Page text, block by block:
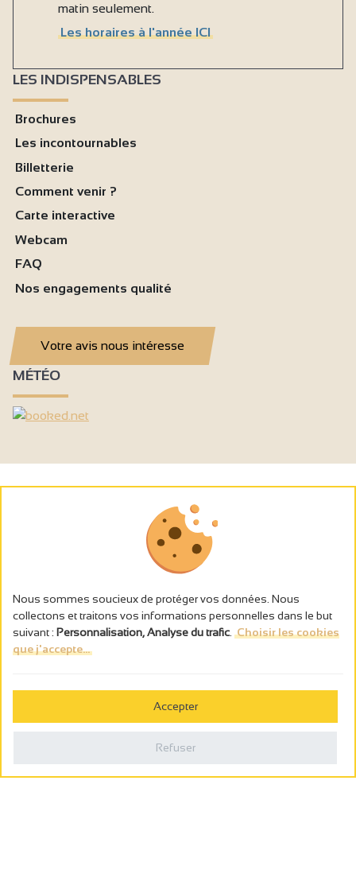
matin seulement.
Les horaires à l'année ICI
LES INDISPENSABLES
Brochures
Les incontournables
Billetterie
Comment venir ?
Carte interactive
Webcam
FAQ
Nos engagements qualité
Votre avis nous intéresse
MÉTÉO
L’abus d’alcool est dangereux pour la santé, à consommer avec
Politique de confidentialité
Nous sommes soucieux de protéger vos données. Nous
collectons et traitons vos informations personnelles dans le but
suivant : Personnalisation, Analyse du trafic Choisir les cookies
que j'accepte...
Accepter
Refuser